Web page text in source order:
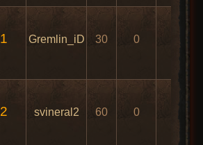
1 Gremlin_iD 30 0
2 svineral2 60 0